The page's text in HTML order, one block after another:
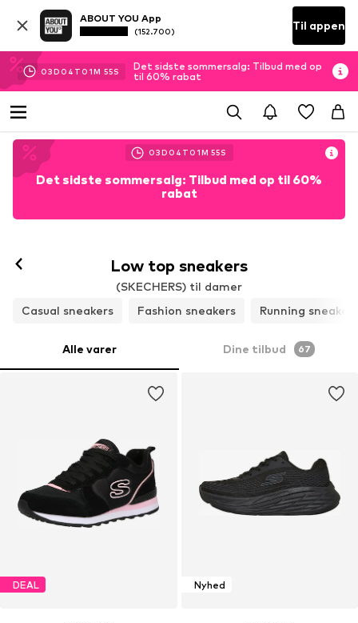
ABOUT YOU App
(152.700) Til appen
03D 04 T 01M 53S
Det sidste sommersalg: Tilbud med op
til 60% rabat
03D 04 T 01M 53S
Det sidste sommersalg: Tilbud med op til 60%
rabat
Low top sneakers
(SKECHERS) til damer
Casual sneakers
Fashion sneakers Running sneakers
Alle varer Dine tilbud 67
DEAL Nyhed